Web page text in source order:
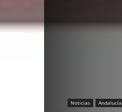
Noticias Andalucía